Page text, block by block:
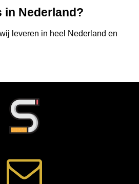
in Nederland?
leveren in heel Nederland en